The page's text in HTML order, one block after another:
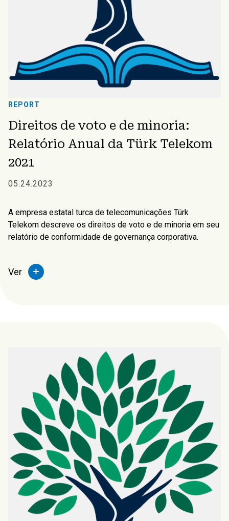
REPORT
Direitos de voto e de minoria:
Relatório Anual da Türk Telekom
2021
05.24.2023
A empresa estatal turca de telecomunicações Türk
Telekom descreve os direitos de voto e de minoria em seu
relatório de conformidade de governança corporativa.
Ver